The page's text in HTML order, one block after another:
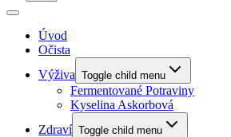
Úvod
Očista
Výživa Toggle child menu
Fermentované Potraviny
Kyselina Askorbová
Zdraví Toggle child menu